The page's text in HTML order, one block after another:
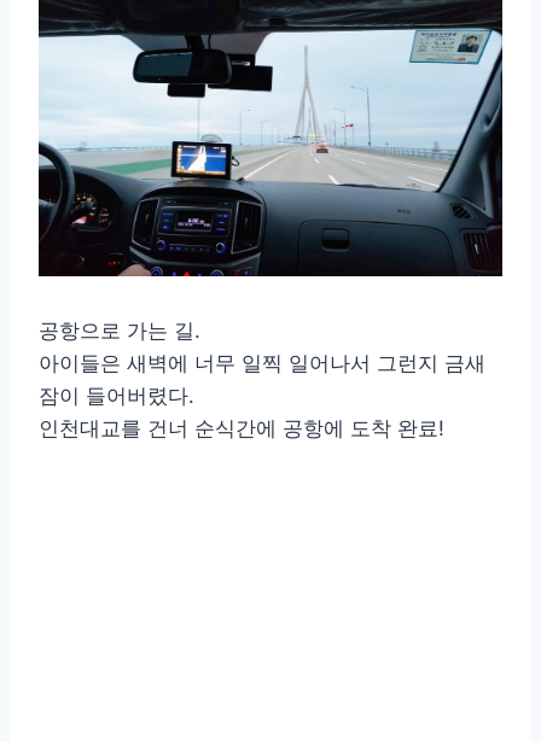
공항으로 가는 길.
아이들은 새벽에 너무 일찍 일어나서 그런지 금새
잠이 들어버렸다.
인천대교를 건너 순식간에 공항에 도착 완료!